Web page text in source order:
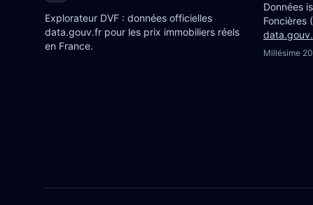
Explorateur DVF : données officielles
data.gouv.fr pour les prix immobiliers réels
en France.
Données
Foncières
Millésime